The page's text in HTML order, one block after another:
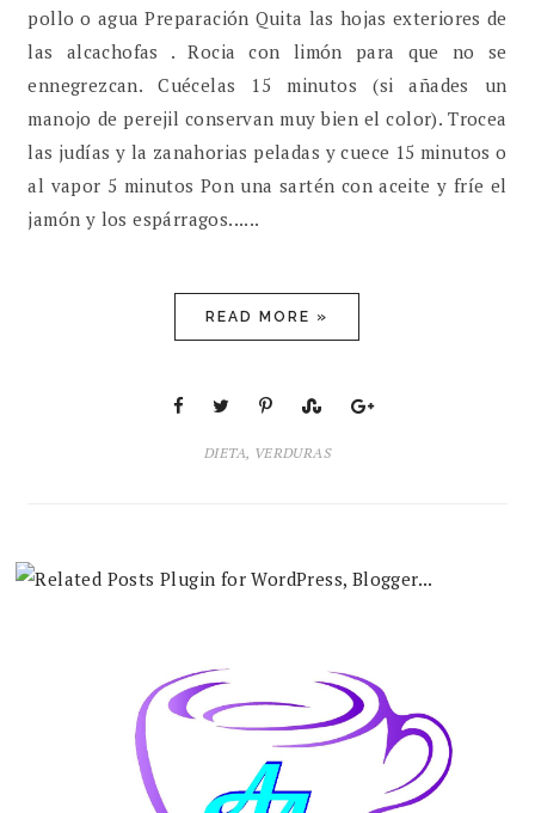
pollo o agua Preparación Quita las hojas exteriores de
las alcachofas . Rocia con limón para que no se
ennegrezcan. Cuécelas 15 minutos (si añades un
manojo de perejil conservan muy bien el color). Trocea
las judías y la zanahorias peladas y cuece 15 minutos o
al vapor 5 minutos Pon una sartén con aceite y fríe el
jamón y los espárragos......
READ MORE »
DIETA, VERDURAS